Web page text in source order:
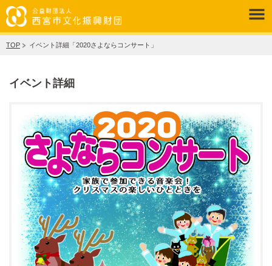
TOP イベント詳細「2020さよならコンサート」
イベント詳細